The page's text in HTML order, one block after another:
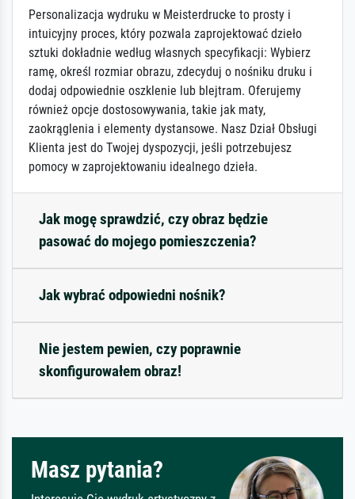
Personalizacja wydruku w Meisterdrucke to prosty i
intuicyjny proces, który pozwala zaprojektować dzieło
sztuki dokładnie według własnych specyfikacji: Wybierz
ramę, określ rozmiar obrazu, zdecyduj o nośniku druku i
dodaj odpowiednie oszklenie lub blejtram. Oferujemy
również opcje dostosowywania, takie jak maty,
zaokrąglenia i elementy dystansowe. Nasz Dział Obsługi
Klienta jest do Twojej dyspozycji, jeśli potrzebujesz
pomocy w zaprojektowaniu idealnego dzieła.
Jak mogę sprawdzić, czy obraz będzie
pasować do mojego pomieszczenia?
Jak wybrać odpowiedni nośnik?
Nie jestem pewien, czy poprawnie
skonfigurowałem obraz!
Masz pytania?